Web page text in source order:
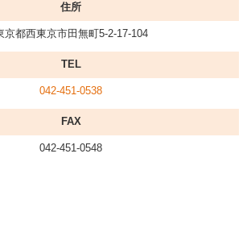
住所
京都西東京市田無町5-2-17-104
TEL
042-451-0538
FAX
042-451-0548